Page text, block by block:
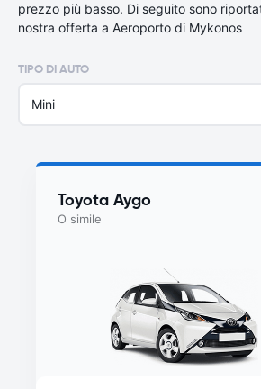
prezzo più basso. Di seguito sono
nostra offerta a Aeroporto di Mykonos
TIPO DI AUTO
Mini
Toyota Aygo
O simile